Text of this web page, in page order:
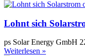
Lohnt sich
ps Solar Energy GmbH
Weiterlesen »